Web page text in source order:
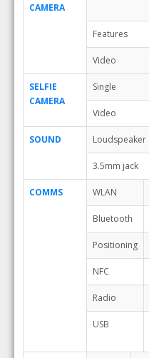
CAMERA
Features
Video
SELFIE
CAMERA
Single
Video
SOUND Loudspeaker
3.5mm jack
COMMS WLAN
Bluetooth
Positioning
NFC
Radio
USB